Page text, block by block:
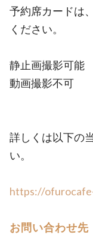
予約席カードは
ください。
静止画撮影可能
動画撮影不可
詳しくは以下の
い。
https://
お問い合わせ先